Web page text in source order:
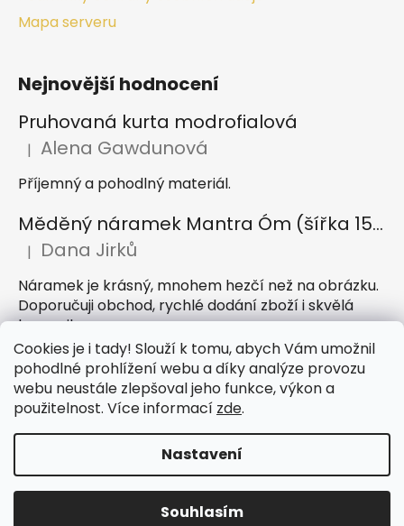
Cookies je i tady! Slouží k tomu, abych Vám umožnil
pohodlné prohlížení webu a díky analýze provozu
webu neustále zlepšoval jeho funkce, výkon a
použitelnost. Více informací zde.
Nastavení
Souhlasím
Mapa serveru
Nejnovější hodnocení
Pruhovaná kurta modrofialová
Hodnocení produktu je 5 z 5 hvězdiček.
| Alena Gawdunová
Příjemný a pohodlný materiál.
Měděný náramek Mantra Óm (šířka 15 mm)
Hodnocení produktu je 5 z 5 hvězdiček.
| Dana Jirků
Náramek je krásný, mnohem hezčí než na obrázku.
Doporučuji obchod, rychlé dodání zboží i skvělá
komunikace
Hodnocení produktu je 5 z 5 hvězdiček.
| Petra Hejátková
Vytvořil Shoptet
IndickeSaty.cz